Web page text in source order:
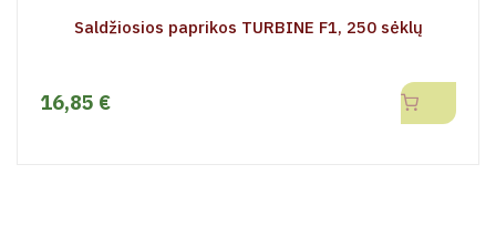
Saldžiosios paprikos TURBINE F1, 250 sėklų
16,85 €